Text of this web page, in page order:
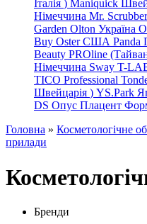
Італія ) Maniquick
Німеччина Mr.
Garden Olton Україна
Buy Oster США Panda
Beauty PROline
Німеччина Sway T-
TICO Professional
Швейцарія ) YS.Park
DS Опус Плацент
Головна » Косметологічне
прилади
Бренди